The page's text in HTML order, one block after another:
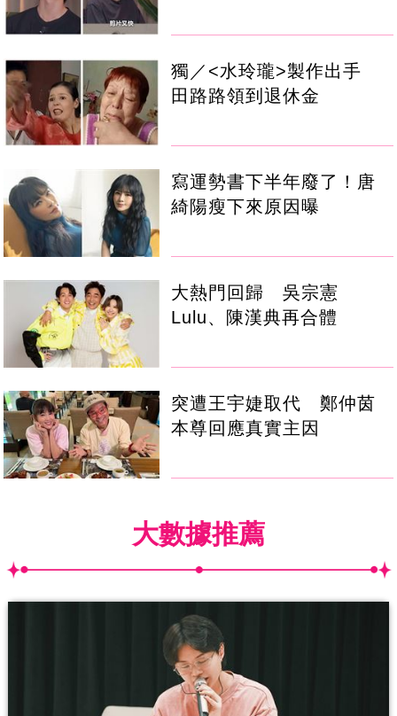
獨／<水玲瓏>製作出手
田路路領到退休金
寫運勢書下半年廢了！唐
綺陽瘦下來原因曝
大熱門回歸 吳宗憲
Lulu、陳漢典再合體
突遭王宇婕取代 鄭仲茵
本尊回應真實主因
大數據推薦